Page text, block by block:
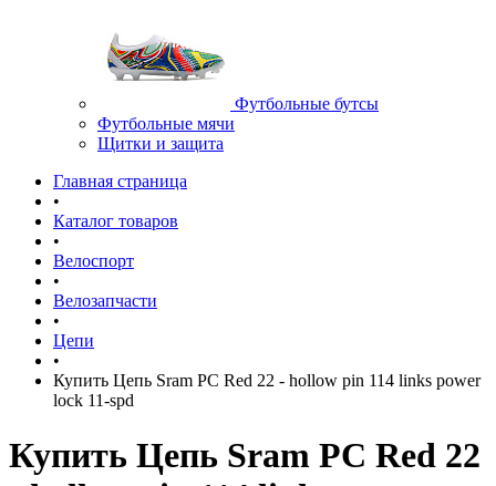
Футбольные бутсы
Футбольные мячи
Щитки и защита
Главная страница
•
Каталог товаров
•
Велоспорт
•
Велозапчасти
•
Цепи
•
Купить Цепь Sram PC Red 22 - hollow pin 114 links power
lock 11-spd
Купить Цепь Sram PC Red 22